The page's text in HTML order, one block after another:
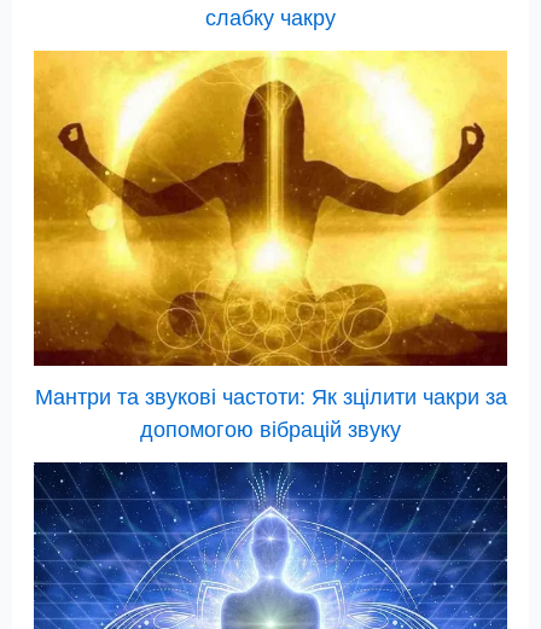
слабку чакру
Мантри та звукові частоти: Як зцілити чакри за
допомогою вібрацій звуку